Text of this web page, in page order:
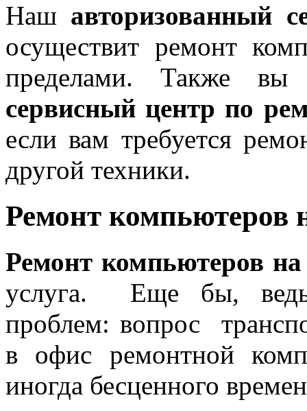
Наш авторизованный
осуществит ремонт
пределами. Также
сервисный центр по
если вам требуется
другой техники.
Ремонт компьютеров
Ремонт компьютеров
услуга. Еще бы, ведь
проблем: вопрос
в офис ремонтной
иногда бесценного